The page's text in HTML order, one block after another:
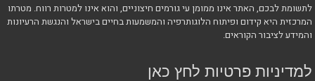
לתשומת לבכם, האתר אינו ממומן עי גורמים חיצוניים, והוא אינו למטרות רווח. מטרתו
המרכזית היא קידום ופיתוח הלוגותרפיה והמשמעות בחיים בישראל והנגשת הרעיונות
והמידע לציבור הקוראים.
למדיניות פרטיות לחץ כאן